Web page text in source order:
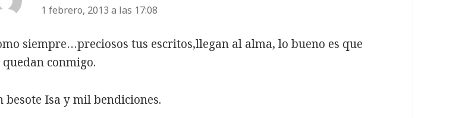
1 febrero, 2013 a las 17:08
siempre…preciosos tus escritos,llegan al alma, lo bueno es que
quedan conmigo.
besote Isa y mil bendiciones.